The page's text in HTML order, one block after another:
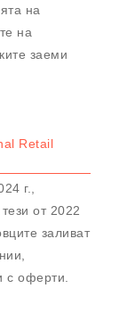
на
на
заеми
Retail
г.,
от 2022
заливат
с оферти.